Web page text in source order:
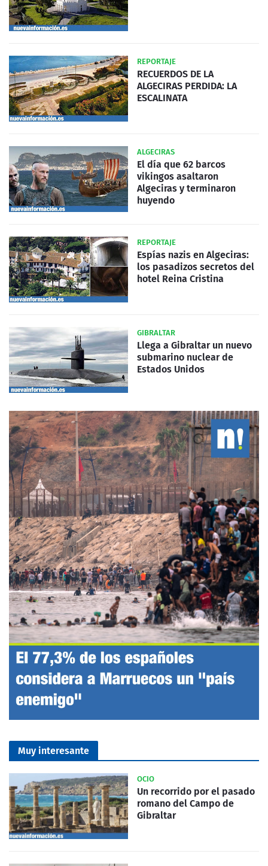
REPORTAJE
RECUERDOS DE LA
ALGECIRAS PERDIDA: LA
ESCALINATA
ALGECIRAS
El día que 62 barcos
vikingos asaltaron
Algeciras y terminaron
huyendo
REPORTAJE
Espías nazis en Algeciras:
los pasadizos secretos del
hotel Reina Cristina
GIBRALTAR
Llega a Gibraltar un nuevo
submarino nuclear de
Estados Unidos
Muy interesante
OCIO
Un recorrido por el pasado
romano del Campo de
Gibraltar